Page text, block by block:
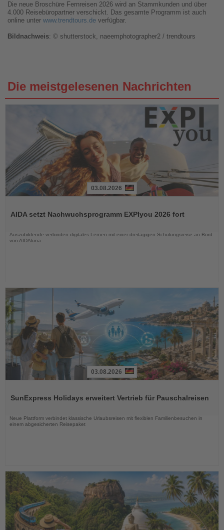
Die neue Broschüre Fernreisen 2026 wird an Stammkunden und über
4.000 Reisebüropartner verschickt. Das gesamte Programm ist auch
online unter www.trendtours.de verfügbar.
Bildnachweis: © shutterstock, naeemphotographer2 / trendtours
Die meistgelesenen Nachrichten
die
03.08.2026
AIDA setzt Nachwuchsprogramm EXPIyou 2026 fort
Auszubildende verbinden digitales Lernen mit einer dreitägigen Schulungsreise an Bord
von AIDAluna
die
03.08.2026
SunExpress Holidays erweitert Vertrieb für Pauschalreisen
Neue Plattform verbindet klassische Urlaubsreisen mit flexiblen Familienbesuchen in
einem abgesicherten Reisepaket